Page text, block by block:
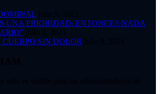
UNA PRIORIDAD, ENTONCES NADA
SIN DOLOR